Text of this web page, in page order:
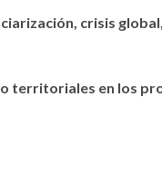
crisis
territoriales en los